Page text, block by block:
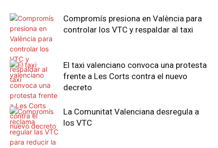
Compromís presiona en València para
controlar los VTC y respaldar al taxi
El taxi valenciano convoca una protesta
frente a Les Corts contra el nuevo
decreto
La Comunitat Valenciana desregula a
los VTC